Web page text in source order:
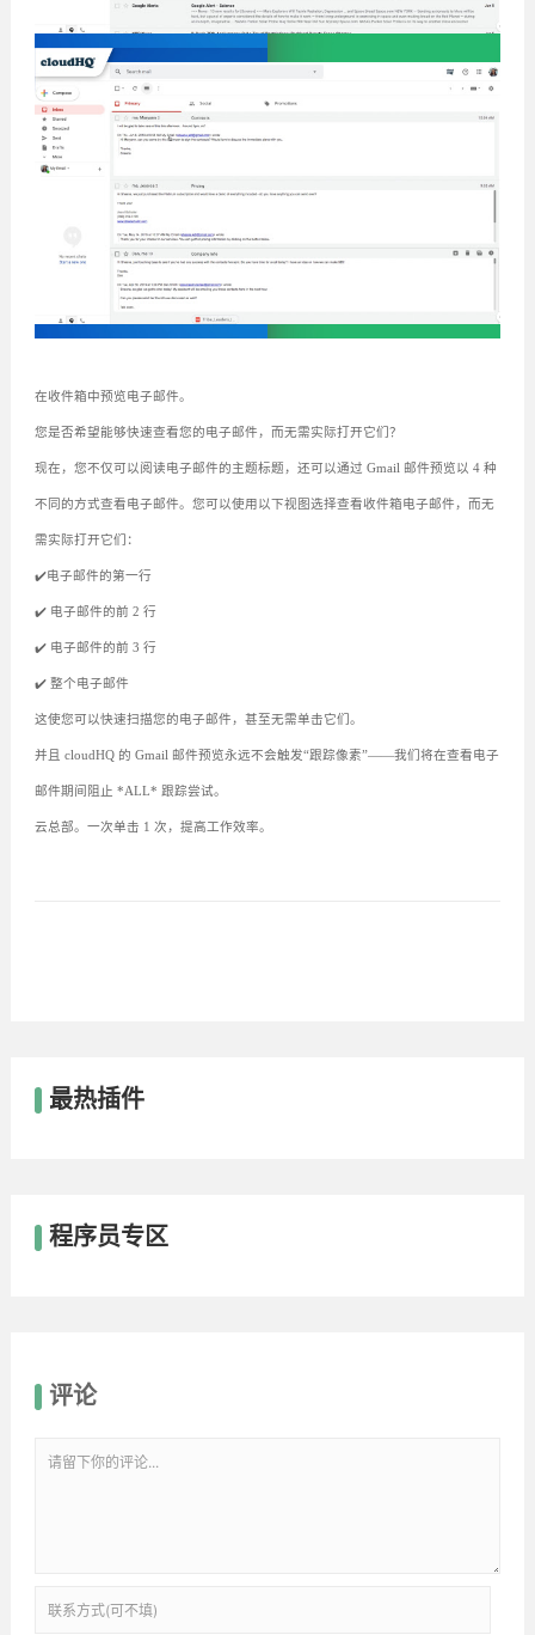
在收件箱中预览电子邮件。
您是否希望能够快速查看您的电子邮件，而无需实际打开它们？
现在，您不仅可以阅读电子邮件的主题标题，还可以通过 Gmail 邮件预览以 4 种
不同的方式查看电子邮件。您可以使用以下视图选择查看收件箱电子邮件，而无
需实际打开它们：
✔️电子邮件的第一行
✔️ 电子邮件的前 2 行
✔️ 电子邮件的前 3 行
✔️ 整个电子邮件
这使您可以快速扫描您的电子邮件，甚至无需单击它们。
并且 cloudHQ 的 Gmail 邮件预览永远不会触发“跟踪像素”——我们将在查看电子
邮件期间阻止 *ALL* 跟踪尝试。
云总部。一次单击 1 次，提高工作效率。
最热插件
程序员专区
评论